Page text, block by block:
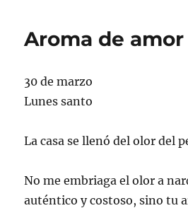
Aroma de amor
30 de marzo
Lunes santo
La casa se llenó del olor del
No me embriaga el olor a
auténtico y costoso, sino tu